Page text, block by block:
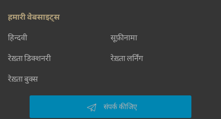
और खोजिए